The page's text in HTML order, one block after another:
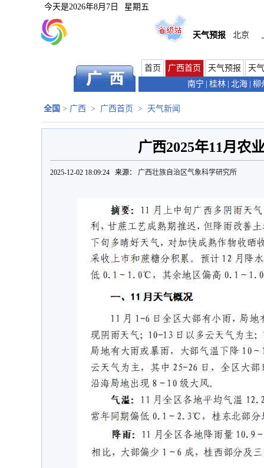
今天是2026年8月7日 星期五
天气预报 北京
首页 广西首页 天气预报
天
南宁
桂林 北海 柳
全国 > 广西 > 广西首页 > 天气新闻
广西2025年11月农
2025-12-02 18:09:24 来源： 广西壮族自治区气象科学研究所